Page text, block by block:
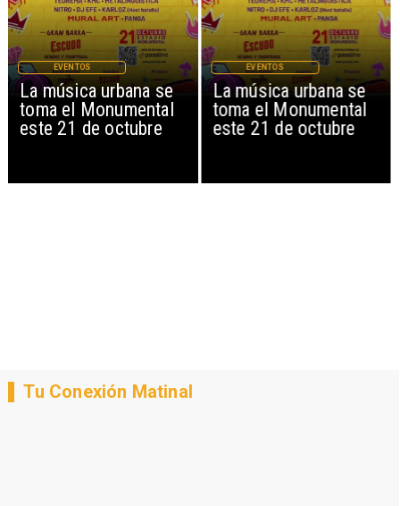
La música urbana se
toma el Monumental
este 21 de octubre
EVENTOS
La música urbana se
toma el Monumental
este 21 de octubre
EVENTOS
Tu Conexión Matinal